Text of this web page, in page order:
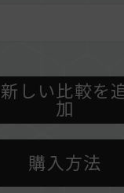
ラットフォームの
リスト）をご参照く
動作周波数は、シ
ード、およびCPU
、ブランド、モデ
新しい比較を
加
購入方法